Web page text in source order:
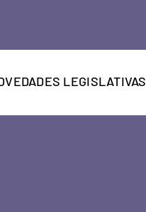
LEGISLATIVAS